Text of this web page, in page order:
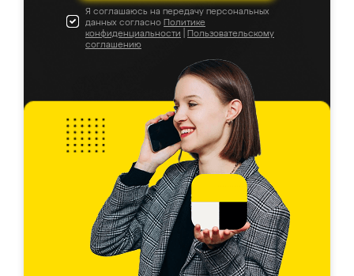
Я соглашаюсь на передачу персональных
данных согласно Политике
конфиденциальности
Пользовательскому
соглашению